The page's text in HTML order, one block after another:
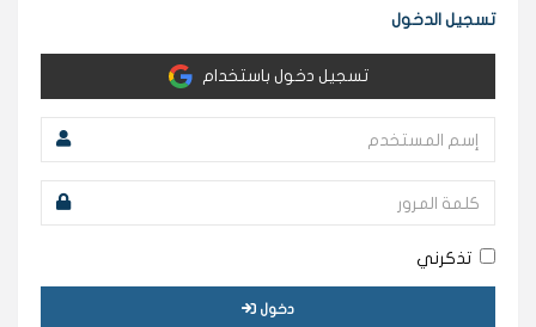
تسجيل الدخول
تسجيل دخول باستخدام
تذكرني
دخول